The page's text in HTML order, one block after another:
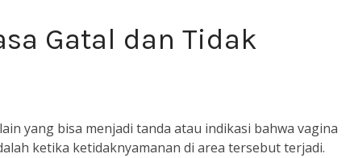
Gatal dan Tidak
yang bisa menjadi tanda atau indikasi bahwa vagina
ketika ketidaknyamanan di area tersebut terjadi.